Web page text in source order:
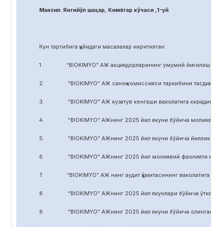
Манзил: Янгийўл шаҳар, Кимёгар кўчаси ,1-уй
Кун тартибига қуйидаги масалалар киритилган:
1. “BIOKIMYO” АЖ акциядорларининг умумий йиғилиши
2. “BIOKIMYO” АЖ саноқ комиссияси таркибини тасдиқлаш.
3. “BIOKIMYO” АЖ кузатув кенгаши ваколатига кирадиган
4. “BIOKIMYO” АЖнинг 2025 йил якуни бўйича молиявий-
5. “BIOKIMYO” АЖнинг 2025 йил якуни бўйича йиллик
6. “BIOKIMYO” АЖнинг 2025 йил молиявий фаолияти якуни
7. “BIOKIMYO” АЖ нинг аудит қўмитасининг ваколатига
8. “BIOKIMYO” АЖнинг 2025 йил якунлари бўйича
9. “BIOKIMYO” АЖнинг 2025 йил якуни бўйича олинган соф